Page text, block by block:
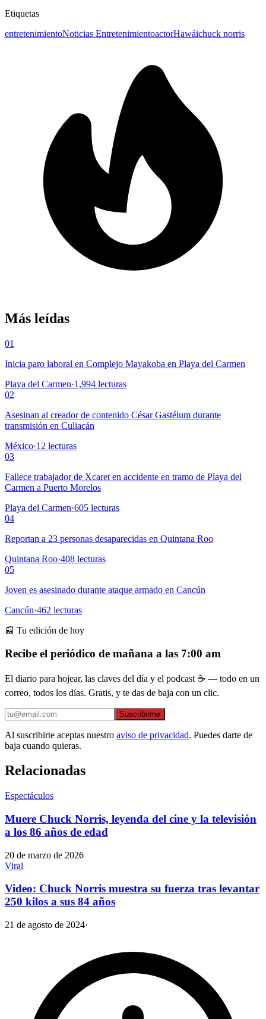
Etiquetas
entretenimientoNoticias EntretenimientoactorHawáichuck norris
Más leídas
01
Inicia paro laboral en Complejo Mayakoba en Playa del Carmen
Playa del Carmen·1,994 lecturas
02
Asesinan al creador de contenido César Gastélum durante
transmisión en Culiacán
México·12 lecturas
03
Fallece trabajador de Xcaret en accidente en tramo de Playa del
Carmen a Puerto Morelos
Playa del Carmen·605 lecturas
04
Reportan a 23 personas desaparecidas en Quintana Roo
Quintana Roo·408 lecturas
05
Joven es asesinado durante ataque armado en Cancún
Cancún·462 lecturas
📰 Tu edición de hoy
Recibe el periódico de mañana a las 7:00 am
El diario para hojear, las claves del día y el podcast ☕ — todo en un
correo, todos los días. Gratis, y te das de baja con un clic.
Suscribirme
Al suscribirte aceptas nuestro aviso de privacidad. Puedes darte de
baja cuando quieras.
Relacionadas
Espectáculos
Muere Chuck Norris, leyenda del cine y la televisión
a los 86 años de edad
20 de marzo de 2026
Viral
Video: Chuck Norris muestra su fuerza tras levantar
250 kilos a sus 84 años
21 de agosto de 2024·